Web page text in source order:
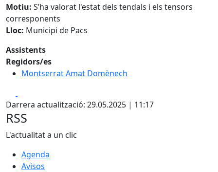
Motiu: S’ha valorat l'estat dels tendals i els tensors
corresponents
Lloc: Municipi de Pacs
Assistents
Regidors/es
Montserrat Amat Domènech
Darrera actualització: 29.05.2025 | 11:17
RSS
L'actualitat a un clic
Agenda
Avisos